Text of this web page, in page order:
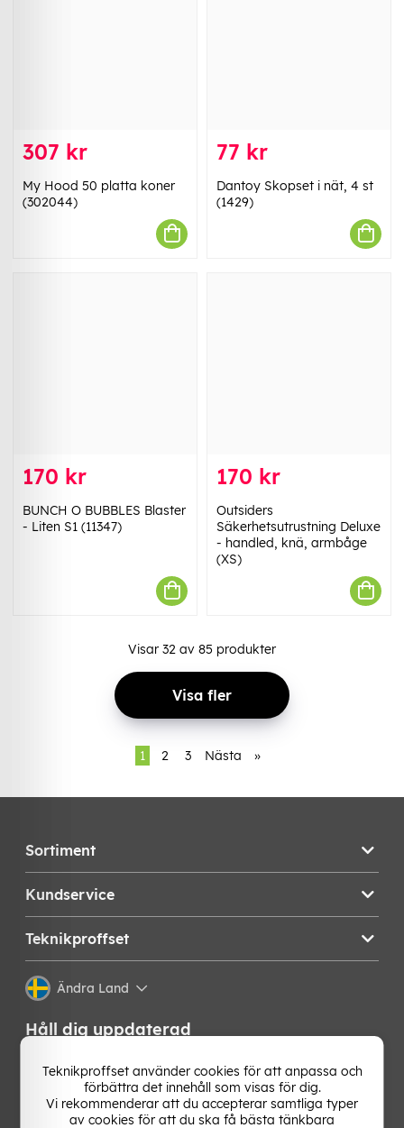
307 kr
My Hood 50 platta koner
(302044)
77 kr
Dantoy Skopset i nät, 4 st
(1429)
170 kr
BUNCH O BUBBLES Blaster
- Liten S1 (11347)
170 kr
Outsiders
Säkerhetsutrustning Deluxe
- handled, knä, armbåge
(XS)
Visar 32 av 85 produkter
Visa fler
1 2 3 Nästa »
Sortiment
Kundservice
Teknikproffset
Ändra Land
Håll dig uppdaterad
Få de senaste nyheterna, hetaste erbjudandena och
bästa tipsen från oss direkt i din mejlkorg. Signa upp på
vårt nyhetsbrev!
Teknikproffset använder cookies för att anpassa och
förbättra det innehåll som visas för dig.
Vi rekommenderar att du accepterar samtliga typer
av cookies för att du ska få bästa tänkbara